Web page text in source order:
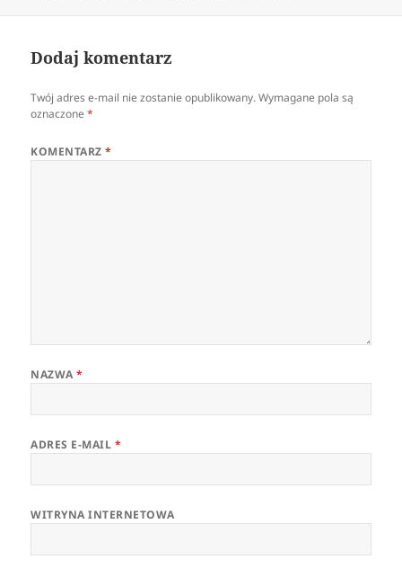
Dodaj komentarz
Twój adres e-mail nie zostanie opublikowany. Wymagane pola są
oznaczone*
KOMENTARZ*
NAZWA*
ADRES E-MAIL *
WITRYNA INTERNETOWA